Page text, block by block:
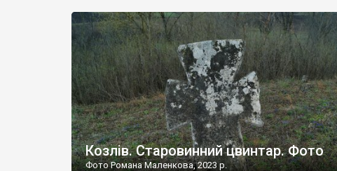
Наддністрянське відрізняється від більшості навколишніх
сіл. У селі є мурована Михайлівська церква. Точної дати […]
Козлів. Старовинний цвинтар. Фото
Фото Романа Маленкова, 2023 р.